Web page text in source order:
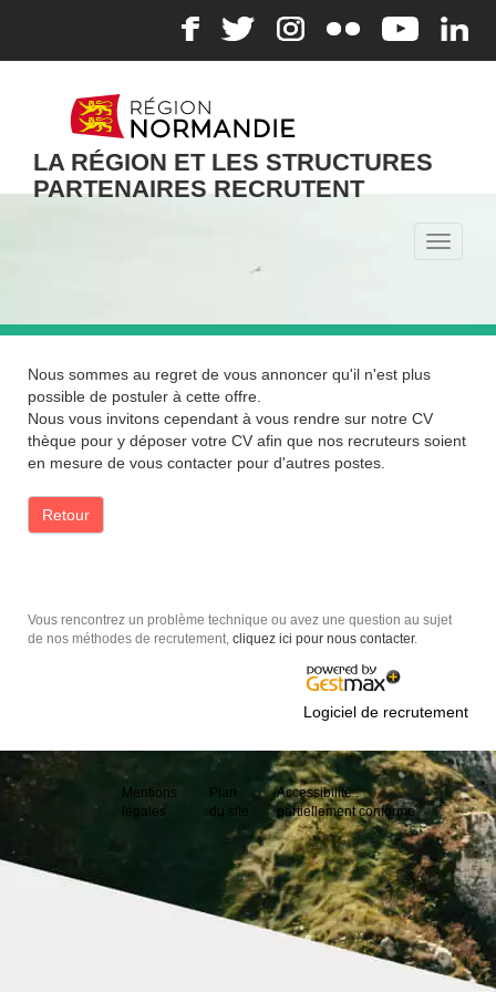
LA RÉGION ET LES STRUCTURES
PARTENAIRES RECRUTENT
Toggle
Nous sommes au regret de vous annoncer qu'il n'est plus
possible de postuler à cette offre.
Nous vous invitons cependant à vous rendre sur notre CV
thèque pour y déposer votre CV afin que nos recruteurs soient
en mesure de vous contacter pour d'autres postes.
Retour
Vous rencontrez un problème technique ou avez une question au sujet
de nos méthodes de recrutement, cliquez ici pour nous contacter.
Logiciel de recrutement
Mentions
légales
Plan
du site
Accessibilité :
partiellement conforme